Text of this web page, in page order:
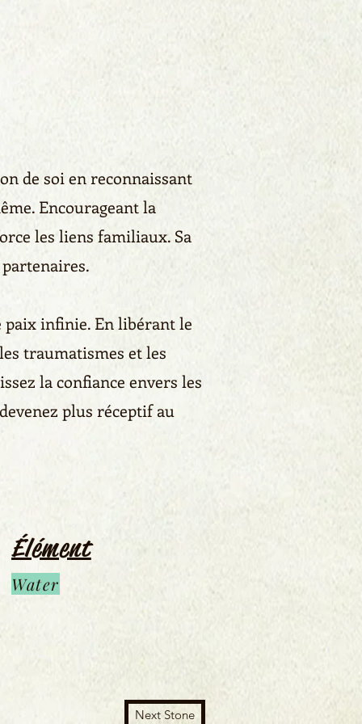
de soi en reconnaissant
Encourageant la
les liens familiaux. Sa
paix infinie. En libérant le
traumatismes et les
la confiance envers les
plus réceptif au
Élément
Water
Next Stone